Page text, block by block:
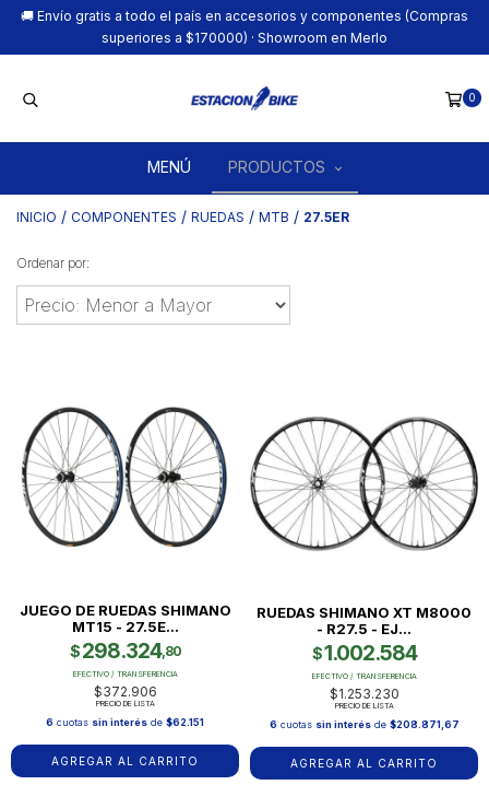
🚚 Envío gratis a todo el país en accesorios y componentes (Compras
superiores a $170000) · Showroom en Merlo
0
MENÚ PRODUCTOS
INICIO / COMPONENTES / RUEDAS / MTB / 27.5ER
Ordenar por:
JUEGO DE RUEDAS SHIMANO
MT15 - 27.5E...
$298.324,80
EFECTIVO / TRANSFERENCIA
$372.906
PRECIO DE LISTA
6 cuotas sin interés de $62.151
RUEDAS SHIMANO XT M8000
- R27.5 - EJ...
$1.002.584
EFECTIVO / TRANSFERENCIA
$1.253.230
PRECIO DE LISTA
6 cuotas sin interésde $208.871,67